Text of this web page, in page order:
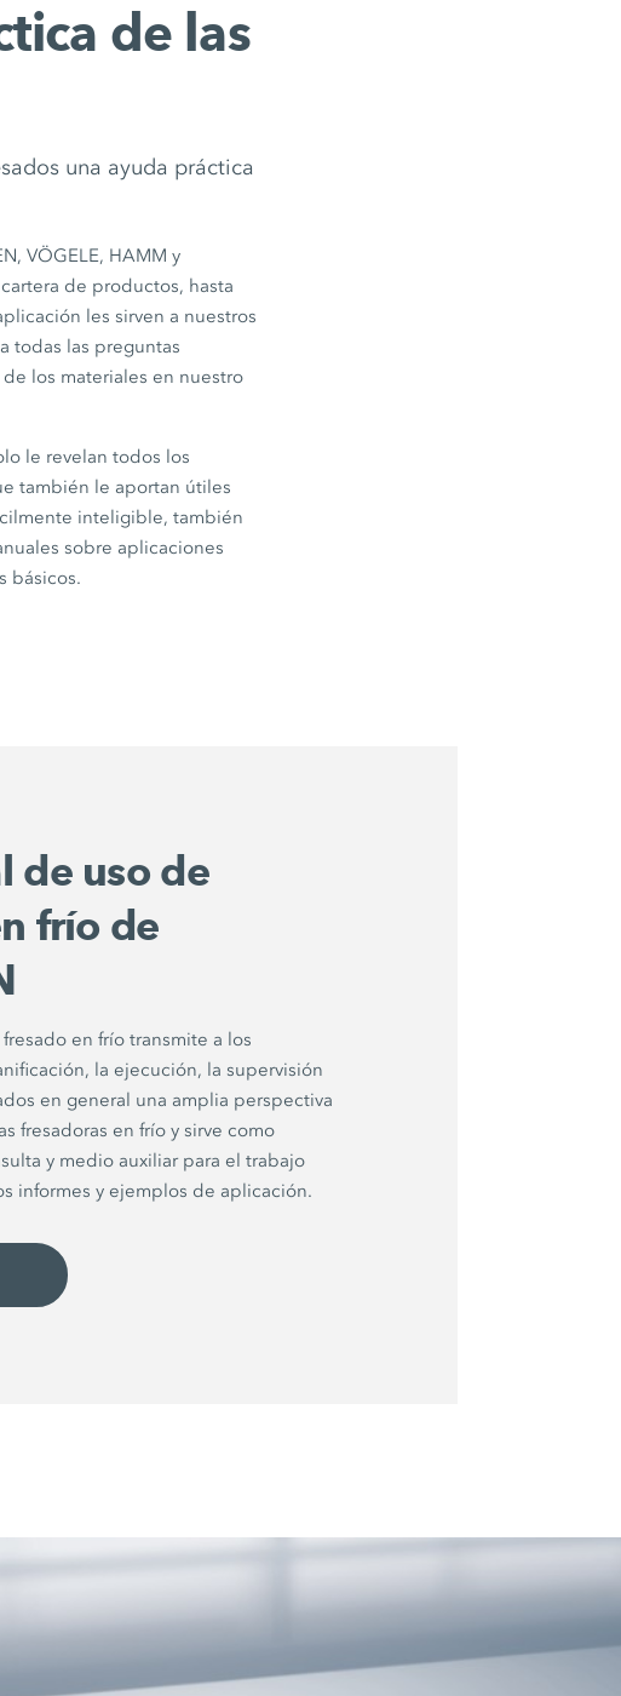
de las
una ayuda práctica
VÖGELE, HAMM y
de productos, hasta
les sirven a nuestros
todas las preguntas
los materiales en nuestro
le revelan todos los
también le aportan útiles
inteligible, también
sobre aplicaciones
básicos.
de uso de
frío de
en frío transmite a los
la ejecución, la supervisión
en general una amplia perspectiva
fresadoras en frío y sirve como
y medio auxiliar para el trabajo
informes y ejemplos de aplicación.